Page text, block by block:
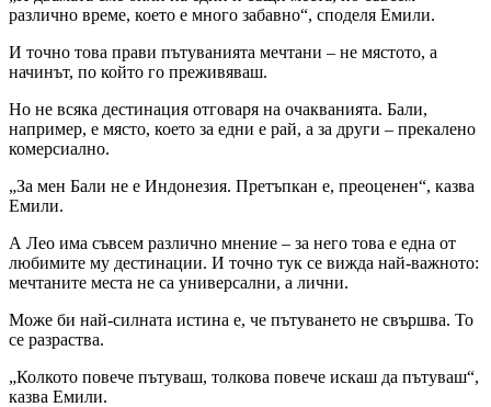
различно време, което е много забавно“, споделя Емили.
И точно това прави пътуванията мечтани – не мястото, а
начинът, по който го преживяваш.
Но не всяка дестинация отговаря на очакванията. Бали,
например, е място, което за едни е рай, а за други – прекалено
комерсиално.
„За мен Бали не е Индонезия. Претъпкан е, преоценен“, казва
Емили.
А Лео има съвсем различно мнение – за него това е една от
любимите му дестинации. И точно тук се вижда най-важното:
мечтаните места не са универсални, а лични.
Може би най-силната истина е, че пътуването не свършва. То
се разраства.
„Колкото повече пътуваш, толкова повече искаш да пътуваш“,
казва Емили.